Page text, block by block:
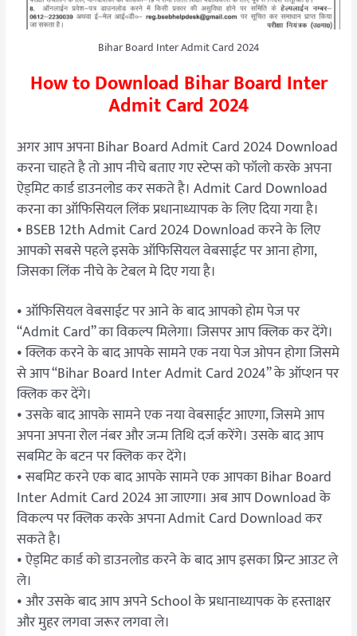
Bihar Board Inter Admit Card 2024
How to Download Bihar Board Inter
Admit Card 2024
अगर आप अपना Bihar Board Admit Card 2024 Download
करना चाहते है तो आप नीचे बताए गए स्टेप्स को फॉलो करके अपना
ऐड्मिट कार्ड डाउनलोड कर सकते है। Admit Card Download
करना का ऑफिसियल लिंक प्रधानाध्यापक के लिए दिया गया है।
• BSEB 12th Admit Card 2024 Download करने के लिए
आपको सबसे पहले इसके ऑफिसियल वेबसाईट पर आना होगा,
जिसका लिंक नीचे के टेबल मे दिए गया है।
• ऑफिसियल वेबसाईट पर आने के बाद आपको होम पेज पर
“Admit Card” का विकल्प मिलेगा। जिसपर आप क्लिक कर देंगे।
• क्लिक करने के बाद आपके सामने एक नया पेज ओपन होगा जिसमे
से आप “Bihar Board Inter Admit Card 2024” के ऑप्शन पर
क्लिक कर देंगे।
• उसके बाद आपके सामने एक नया वेबसाईट आएगा, जिसमे आप
अपना अपना रोल नंबर और जन्म तिथि दर्ज करेंगे। उसके बाद आप
सबमिट के बटन पर क्लिक कर देंगे।
• सबमिट करने एक बाद आपके सामने एक आपका Bihar Board
Inter Admit Card 2024 आ जाएगा। अब आप Download के
विकल्प पर क्लिक करके अपना Admit Card Download कर
सकते है।
• ऐड्मिट कार्ड को डाउनलोड करने के बाद आप इसका प्रिन्ट आउट ले
ले।
• और उसके बाद आप अपने School के प्रधानाध्यापक के हस्ताक्षर
और मुहर लगवा जरूर लगवा ले।